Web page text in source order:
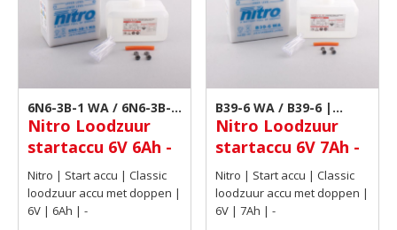
6N6-3B-1 WA / 6N6-3B-1
| Motor accu
Nitro Loodzuur
startaccu 6V 6Ah -
Nitro | Start accu | Classic
loodzuur accu met doppen |
6V | 6Ah | -
B39-6 WA / B39-6 |
Motor accu
Nitro Loodzuur
startaccu 6V 7Ah -
Nitro | Start accu | Classic
loodzuur accu met doppen |
6V | 7Ah | -